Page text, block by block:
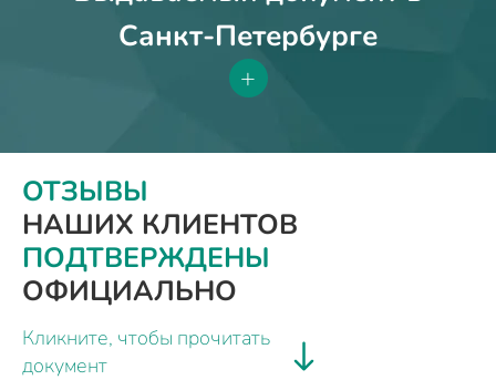
Санкт-Петербурге
+
ОТЗЫВЫ
НАШИХ КЛИЕНТОВ
ПОДТВЕРЖДЕНЫ
ОФИЦИАЛЬНО
Кликните, чтобы прочитать
документ